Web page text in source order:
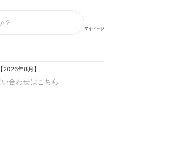
マイページ
年8月】
合わせはこちら